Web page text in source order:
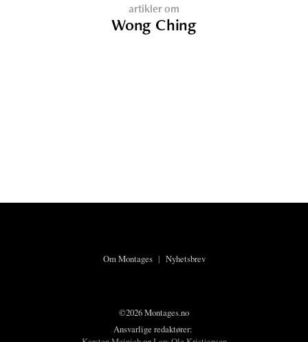
artikler om
Wong Ching
Om Montages| Nyhetsbrev
©2026 Montages.no
Ansvarlige redaktører: